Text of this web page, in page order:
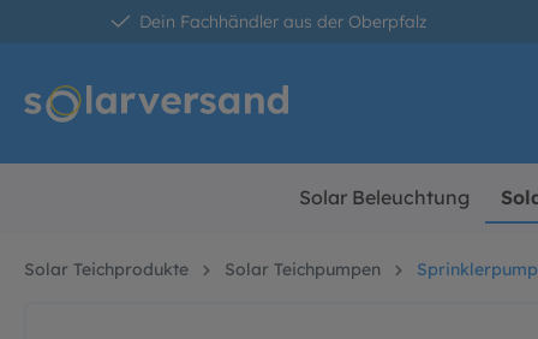
Zur Hauptnavigation springen
Dein Fachhändler aus der Oberpfalz
Solar Beleuchtung
Solar Teichprodukte Solar Teichpumpen